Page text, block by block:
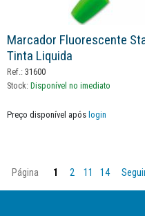
Marcador Fluorescente
Tinta Liquida
Ref.: 31600
Stock: Disponível no imediato
Preço disponível após login
Página 1 2 11 14